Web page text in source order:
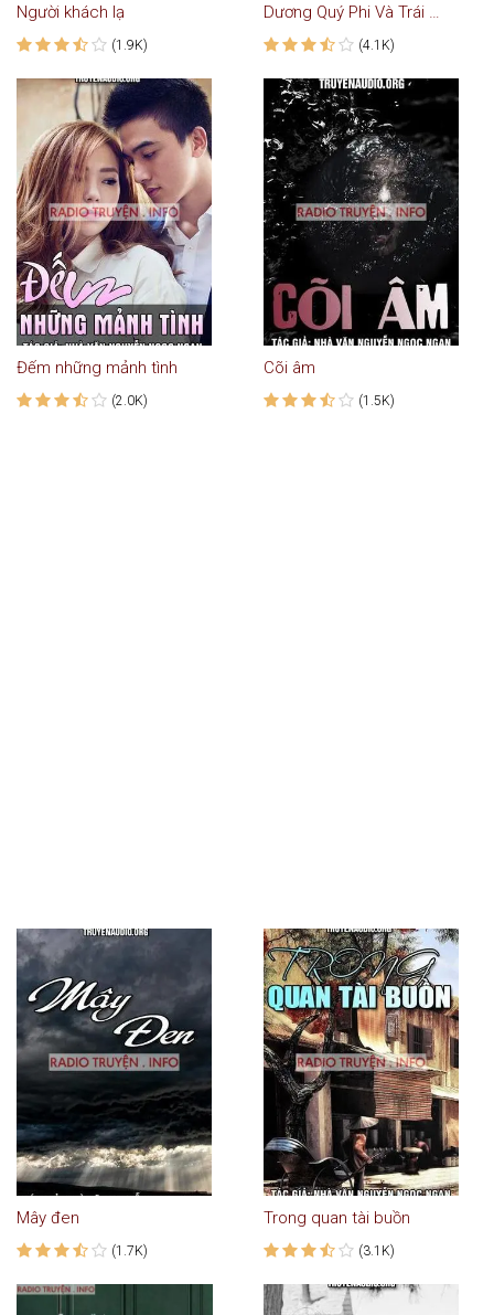
Người khách lạ
(1.9K)
Dương Quý Phi Và Trái Vải Nước Nam
(4.1K)
Đếm những mảnh tình
(2.0K)
Cõi âm
(1.5K)
Mây đen
(1.7K)
Trong quan tài buồn
(3.1K)